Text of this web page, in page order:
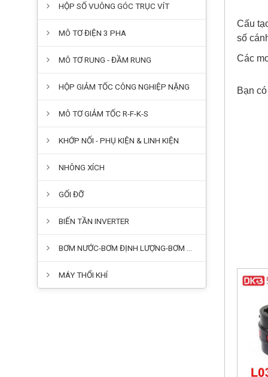
HỘP SỐ VUÔNG GÓC TRỤC VÍT
MÔ TƠ ĐIỆN 3 PHA
MÔ TƠ RUNG - ĐẦM RUNG
HỘP GIẢM TỐC CÔNG NGHIỆP NẶNG
MÔ TƠ GIẢM TỐC R-F-K-S
KHỚP NỐI - PHỤ KIỆN & LINH KIỆN
NHÔNG XÍCH
GỐI ĐỠ
BIẾN TẦN INVERTER
MÁY THỔI KHÍ
Cấu
số
Các
Bạn